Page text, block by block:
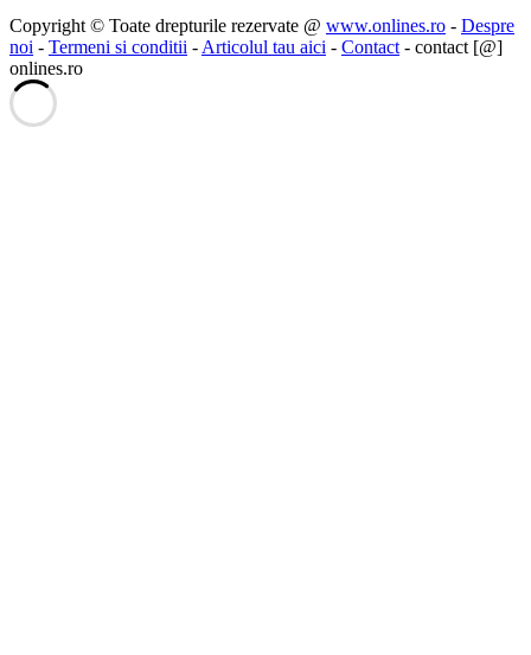
Copyright © Toate drepturile rezervate @ www.onlines.ro - Despre
noi - Termeni si conditii - Articolul tau aici - Contact - contact [@]
onlines.ro